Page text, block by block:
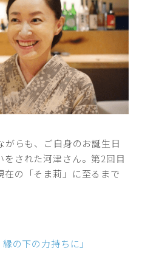
がらも、ご自身のお誕生日
された河津さん。第2回目
の「そま莉」に至るまで
の下の力持ちに」